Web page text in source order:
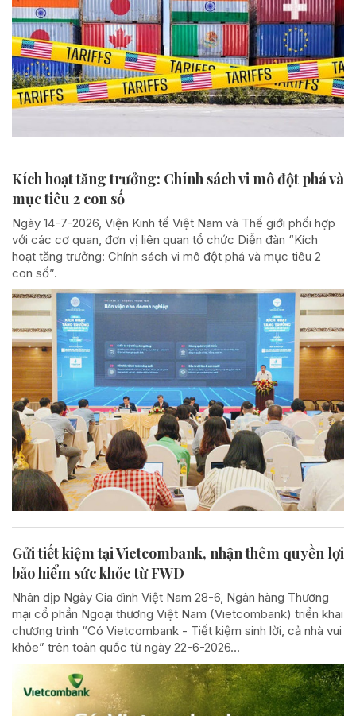
Kích hoạt tăng trưởng: Chính sách vi mô đột phá và
mục tiêu 2 con số
Ngày 14-7-2026, Viện Kinh tế Việt Nam và Thế giới phối hợp
với các cơ quan, đơn vị liên quan tổ chức Diễn đàn “Kích
hoạt tăng trưởng: Chính sách vi mô đột phá và mục tiêu 2
con số”.
Gửi tiết kiệm tại Vietcombank, nhận thêm quyền lợi
bảo hiểm sức khỏe từ FWD
Nhân dịp Ngày Gia đình Việt Nam 28-6, Ngân hàng Thương
mại cổ phần Ngoại thương Việt Nam (Vietcombank) triển khai
chương trình “Có Vietcombank - Tiết kiệm sinh lời, cả nhà vui
khỏe” trên toàn quốc từ ngày 22-6-2026...